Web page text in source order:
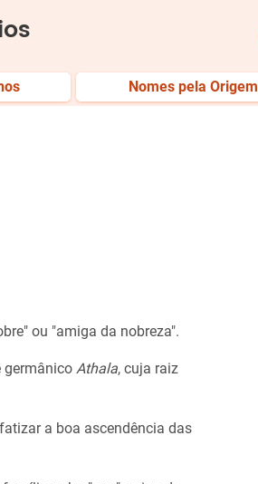
Nomes pela Origem
ou "amiga da nobreza".
germânico Athala, cuja raiz
a boa ascendência das